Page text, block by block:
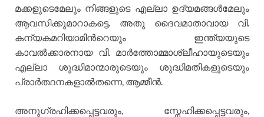
മക്കളുടെമേലും നിങ്ങളുടെ എല്ലാ ഉദ്യമങ്ങള്‍മേലും
ആവസിക്കുമാറാകട്ടെ. അതു ദൈവമാതാവായ വി.
കന്യകമറിയാമിന്‍റെയും ഇന്ത്യയുടെ
കാവല്‍ക്കാരനായ വി. മാര്‍ത്തോമ്മാശ്ലീഹായുടെയും
എല്ലാ ശുദ്ധിമാന്മാരുടെയും ശുദ്ധിമതികളുടെയും
പ്രാര്‍ത്ഥനകളാല്‍തന്നെ, ആമ്മീന്‍.
അനുഗ്രഹിക്കപ്പെട്ടവരും, സ്നേഹിക്കപ്പെട്ടവരും,